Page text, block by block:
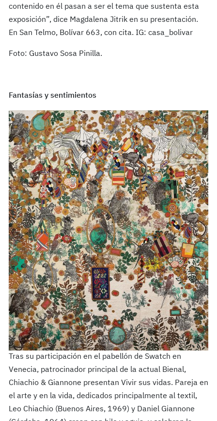
contenido en él pasan a ser el tema que sustenta esta
exposición”, dice Magdalena Jitrik en su presentación.
En San Telmo, Bolívar 663, con cita. IG: casa_bolivar
Foto: Gustavo Sosa Pinilla.
Fantasías y sentimientos
Tras su participación en el pabellón de Swatch en
Venecia, patrocinador principal de la actual Bienal,
Chiachio & Giannone presentan Vivir sus vidas. Pareja en
el arte y en la vida, dedicados principalmente al textil,
Leo Chiachio (Buenos Aires, 1969) y Daniel Giannone